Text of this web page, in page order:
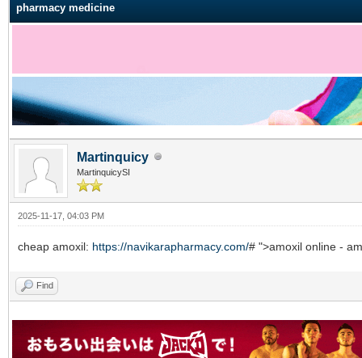
pharmacy medicine
Martinquicy
MartinquicySI
2025-11-17, 04:03 PM
cheap amoxil: https://navikarapharmacy.com/# ">amoxil online -
Find